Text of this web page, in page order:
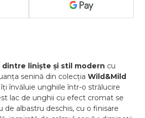
dintre liniște și stil modern cu
senină din colecția Wild&Mild
învăluie unghiile într-o strălucire
lac de unghii cu efect cromat se
de albastru deschis, cu o finisare